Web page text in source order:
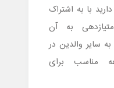
با به اشتراک
به آن
به سایر والدین در
مناسب برای